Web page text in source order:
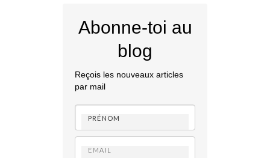
Abonne-toi au
blog
Reçois les nouveaux articles
par mail